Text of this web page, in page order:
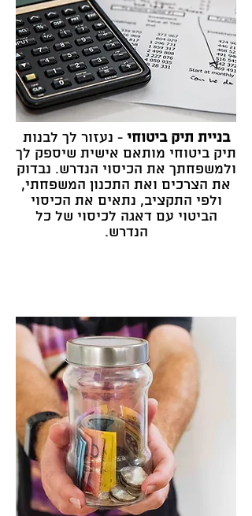
בניית תיק ביטוחי - נעזור לך לבנות
תיק ביטוחי מותאם אישית שיספק לך
ולמשפחתך את הכיסוי הנדרש. נבדוק
את הצרכים ואת התכנון המשפחתי,
ולפי התקציב, נתאים את הכיסוי
הביטוי עם דאגה לכיסוי של כל
הנדרש.